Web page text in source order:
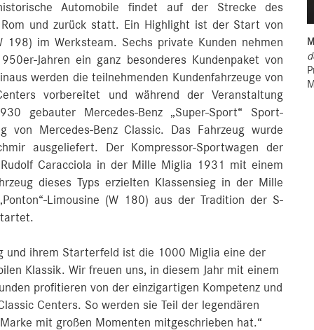
Automobile findet auf der Strecke des
und zurück statt. Ein Highlight ist der Start von
198) im Werksteam. Sechs private Kunden nehmen
Jahren ein ganz besonderes Kundenpaket von
werden die teilnehmenden Kundenfahrzeuge von
vorbereitet und während der Veranstaltung
gebauter Mercedes-Benz „Super-Sport“ Sport-
von Mercedes-Benz Classic. Das Fahrzeug wurde
ausgeliefert. Der Kompressor-Sportwagen der
Caracciola in der Mille Miglia 1931 mit einem
dieses Typs erzielten Klassensieg in der Mille
Limousine (W 180) aus der Tradition der S-
und ihrem Starterfeld ist die 1000 Miglia eine der
Klassik. Wir freuen uns, in diesem Jahr mit einem
profitieren von der einzigartigen Kompetenz und
Centers. So werden sie Teil der legendären
mit großen Momenten mitgeschrieben hat.“